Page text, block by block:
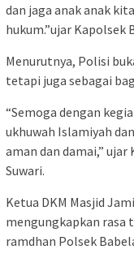
dan jaga anak anak
hukum.”ujar Kapolsek
Menurutnya, Polisi
tetapi juga sebagai
“Semoga dengan
ukhuwah Islamiyah
aman dan damai,”
Suwari.
Ketua DKM Masjid
mengungkapkan rasa
ramdhan Polsek